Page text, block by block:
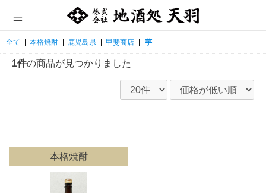
全て | 本格焼酎 | 鹿児島県 | 甲斐商店 | 芋
1件の商品が見つかりました
本格焼酎